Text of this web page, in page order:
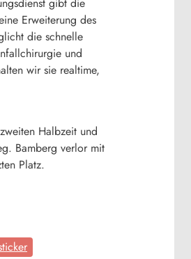
gibt die
Erweiterung des
die schnelle
und
wir sie realtime,
Halbzeit und
Bamberg verlor mit
Platz.